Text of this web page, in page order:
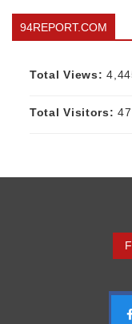
94REPORT.COM
Total Views:
Total Visitors: